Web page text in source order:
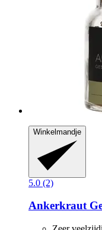
Winkelmandje
5.0 (2)
Ankerkraut